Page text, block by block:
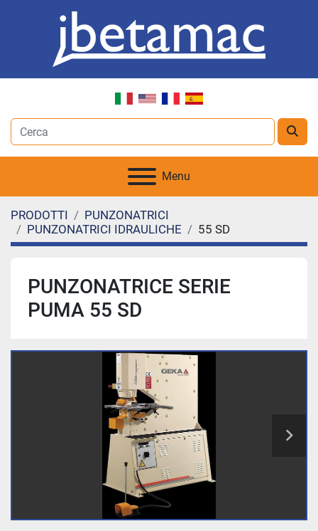
Menu
PRODOTTI
PUNZONATRICI
PUNZONATRICI IDRAULICHE
55 SD
PUNZONATRICE SERIE
PUMA 55 SD